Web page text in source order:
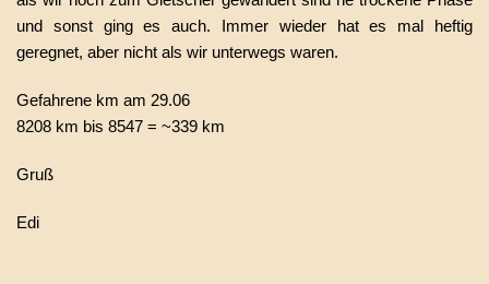
und sonst ging es auch. Immer wieder hat es mal heftig
geregnet, aber nicht als wir unterwegs waren.
Gefahrene km am 29.06
8208 km bis 8547 = ~339 km
Gruß
Edi